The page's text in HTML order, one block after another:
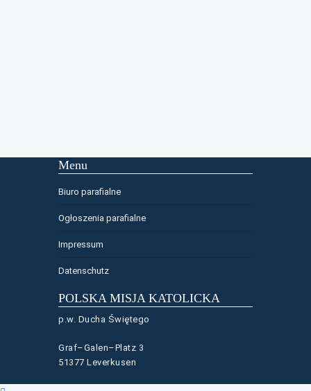
Menu
Biuro parafialne
Ogłoszenia parafialne
Impressum
Datenschutz
POLSKA MISJA KATOLICKA
p.w. Ducha Świętego
Graf–Galen–Platz 3
51377 Leverkusen